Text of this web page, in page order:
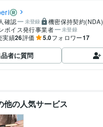
確認 未登録 機密保持契約(NDA)
ボイス発行事業者 未登録
実績26評価 5.0フォロワー17
者に質問
他の人気サービス